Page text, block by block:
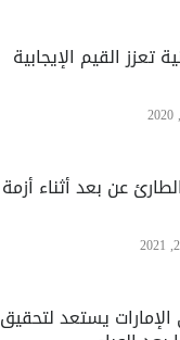
تعزز القيم الإيجابية
عن بعد أثناء أزمة
يستعد لتحقيق